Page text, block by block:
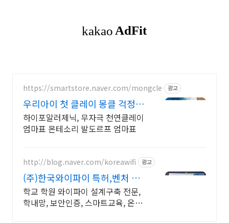
https://smartstore.naver.com/mongcle 광고
우리아이 첫 클레이 몽클 걱정과
장벽없는 창작의 즐움
하이포알러제닉, 무자극 천연클레이
엄마표 몬테소리 발도르프 엄마표
http://blog.naver.com/koreawifi 광고
(주)한국와이파이 특허,벤처 1:1
맞춤 상담 및 견적
학교 학원 와이파이 설계구축 전문,
학내망, 보안인증, 스마트교육, 온라